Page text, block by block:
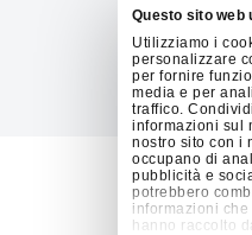
Questo sito web
Utilizziamo i
personalizzare
per fornire
media e per
traffico.
informazioni sul
nostro sito con i
occupano di
pubblicità e
potrebbero
informazioni
hanno raccolto